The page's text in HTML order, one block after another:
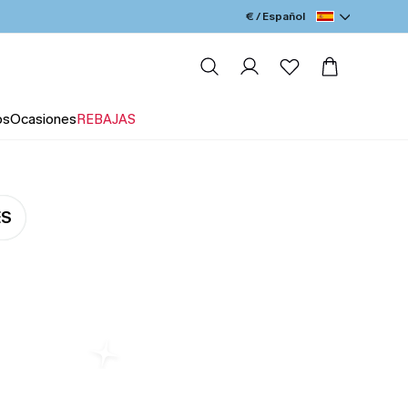
€ / Español
OcasionesREBAJAS